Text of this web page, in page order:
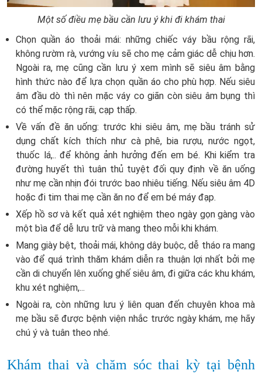
Một số điều mẹ bầu cần lưu ý khi đi khám thai
Chọn quần áo thoải mái: những chiếc váy bầu rộng rãi,
không rườm rà, vướng víu sẽ cho mẹ cảm giác dễ chịu hơn.
Ngoài ra, mẹ cũng cần lưu ý xem mình sẽ siêu âm bằng
hình thức nào để lựa chọn quần áo cho phù hợp. Nếu siêu
âm đầu dò thì nên mặc váy co giãn còn siêu âm bụng thì
có thể mặc rộng rãi, cạp thấp.
Về vấn đề ăn uống: trước khi siêu âm, mẹ bầu tránh sử
dụng chất kích thích như cà phê, bia rượu, nước ngọt,
thuốc lá,.. để không ảnh hưởng đến em bé. Khi kiểm tra
đường huyết thì tuân thủ tuyệt đối quy định về ăn uống
như mẹ cần nhịn đói trước bao nhiêu tiếng. Nếu siêu âm 4D
hoặc đi tim thai mẹ cần ăn no để em bé máy đạp.
Xếp hồ sơ và kết quả xét nghiệm theo ngày gọn gàng vào
một bìa để dễ lưu trữ và mang theo mỗi khi khám.
Mang giày bệt, thoải mái, không dây buộc, dễ tháo ra mang
vào để quá trình thăm khám diễn ra thuận lợi nhất bởi mẹ
cần di chuyển lên xuống ghế siêu âm, đi giữa các khu khám,
khu xét nghiệm,...
Ngoài ra, còn những lưu ý liên quan đến chuyên khoa mà
mẹ bầu sẽ được bệnh viện nhắc trước ngày khám, mẹ hãy
chú ý và tuân theo nhé.
Khám thai và chăm sóc thai kỳ tại bệnh